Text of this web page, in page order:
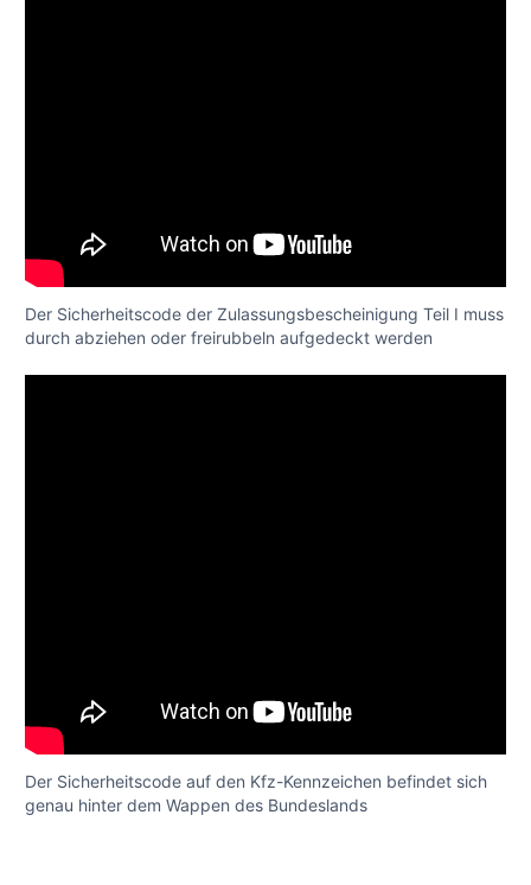
Der Sicherheitscode der Zulassungsbescheinigung Teil I muss
durch abziehen oder freirubbeln aufgedeckt werden
Der Sicherheitscode auf den Kfz-Kennzeichen befindet sich
genau hinter dem Wappen des Bundeslands